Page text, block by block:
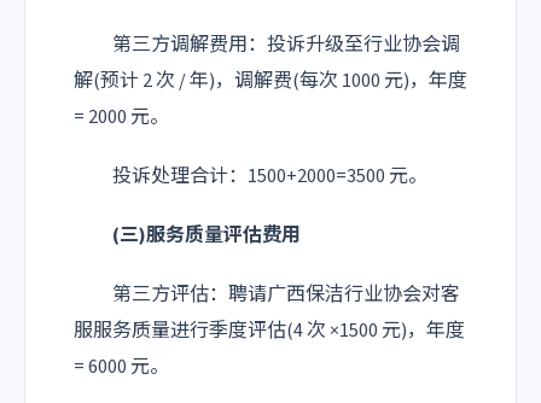
第三方调解费用：投诉升级至行业协会调
解(预计 2 次 / 年)，调解费(每次 1000 元)，年度
= 2000 元。
投诉处理合计：1500+2000=3500 元。
(三)服务质量评估费用
第三方评估：聘请广西保洁行业协会对客
服服务质量进行季度评估(4 次 ×1500 元)，年度
= 6000 元。